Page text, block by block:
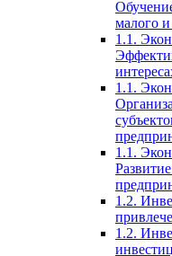
малого
1.1.
1.1.
1.1.
1.2.
1.2.